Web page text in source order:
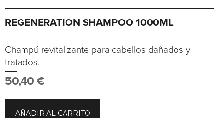
REGENERATION SHAMPOO 1000ML
Champú revitalizante para cabellos dañados y
tratados.
50,40 €
AÑADIR AL CARRITO